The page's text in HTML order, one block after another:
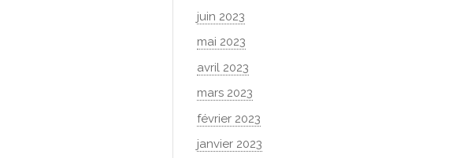
juin 2023
mai 2023
avril 2023
mars 2023
février 2023
janvier 2023